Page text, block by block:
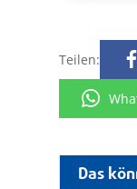
Das
Teilen: